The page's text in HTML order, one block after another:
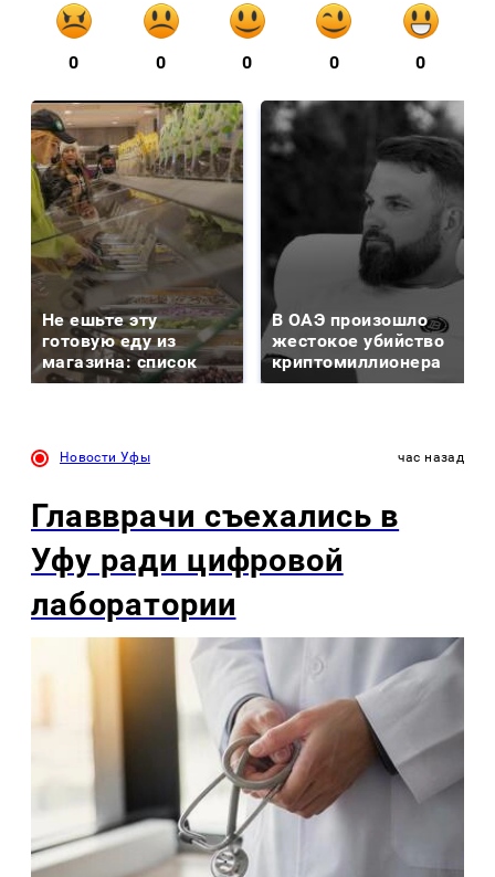
0 0 0 0 0
Не ешьте эту
готовую еду из
магазина: список
В ОАЭ произошло
жестокое убийство
криптомиллионера
Новости Уфы час назад
Главврачи съехались в
Уфу ради цифровой
лаборатории